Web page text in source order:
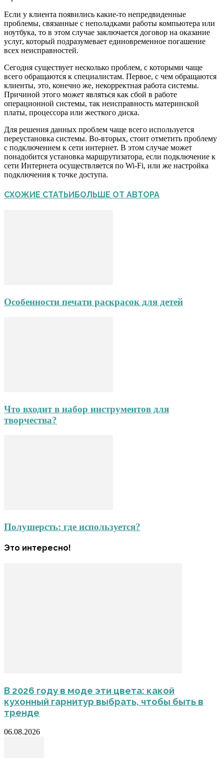
Если у клиента появились какие-то непредвиденные
проблемы, связанные с неполадками работы компьютера или
ноутбука, то в этом случае заключается договор на оказание
услуг, который подразумевает единовременное погашение
всех неисправностей.
Сегодня существует несколько проблем, с которыми чаще
всего обращаются к специалистам. Первое, с чем обращаются
клиенты, это, конечно же, некорректная работа системы.
Причиной этого может являться как сбой в работе
операционной системы, так неисправность материнской
платы, процессора или жесткого диска.
Для решения данных проблем чаще всего используется
переустановка системы. Во-вторых, стоит отметить проблему
с подключением к сети интернет. В этом случае может
понадобится установка маршрутизатора, если подключение к
сети Интернета осуществляется по Wi-Fi, или же настройка
подключения к точке доступа.
СХОЖИЕ СТАТЬИБОЛЬШЕ ОТ АВТОРА
Особенности печати раскрасок для детей
Что входит в набор инструментов для
творчества?
Полушерсть: где используется?
Это интересно!
В 2026 году в моде эти цвета: какой
кухонный гарнитур выбрать, чтобы быть в
тренде
06.08.2026